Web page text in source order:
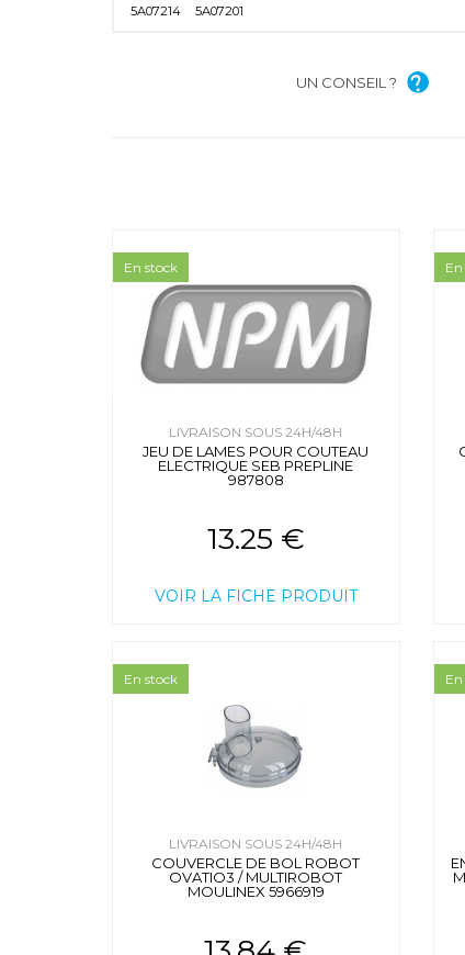
5A07214 5A07201
UN CONSEIL ?
LIVRAISON SOUS 24H/48H
JEU DE LAMES POUR COUTEAU
ELECTRIQUE SEB PREPLINE
987808
13.25 €
VOIR LA FICHE PRODUIT
En stock
LIVRAISON SOUS 24H/48H
COUVERCLE DE BOL ROBOT
OVATIO3 / MULTIROBOT
MOULINEX 5966919
En stock